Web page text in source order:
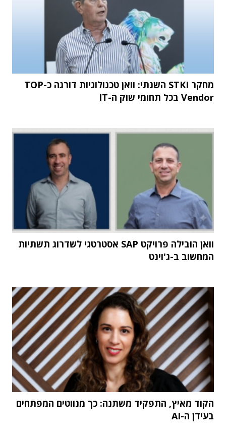
מחקר STKI השנתי: וואן טכנולוגיות דורגה כ-TOP
Vendor בכל תחומי שוק ה-IT
וואן הובילה פרויקט SAP אסטרטגי לשדרוג תשתיות
המחשוב ב-ג'וינט
הקוד מאיץ, התפקיד משתנה: כך מנווטים המפתחים
בעידן ה-AI